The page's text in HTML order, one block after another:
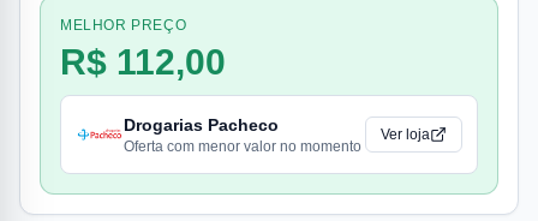
MELHOR PREÇO
R$ 112,00
Drogarias Pacheco
Oferta com menor valor no momento
Ver loja